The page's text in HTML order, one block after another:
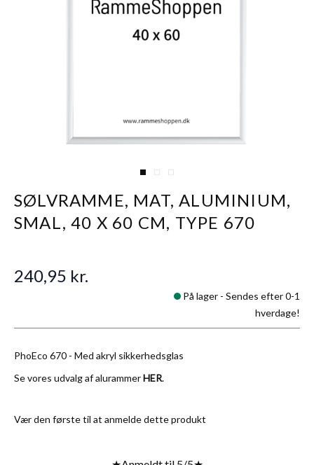
View larger image
View larger image
View larger image
SØLVRAMME, MAT, ALUMINIUM,
SMAL, 40 X 60 CM, TYPE 670
PhoEco 670 - Med akryl sikkerhedsglas
Se vores udvalg af alurammerHER.
Vær den første til at anmelde dette produkt
240,95 kr.
På lager - Sendes efter 0-1
hverdage!